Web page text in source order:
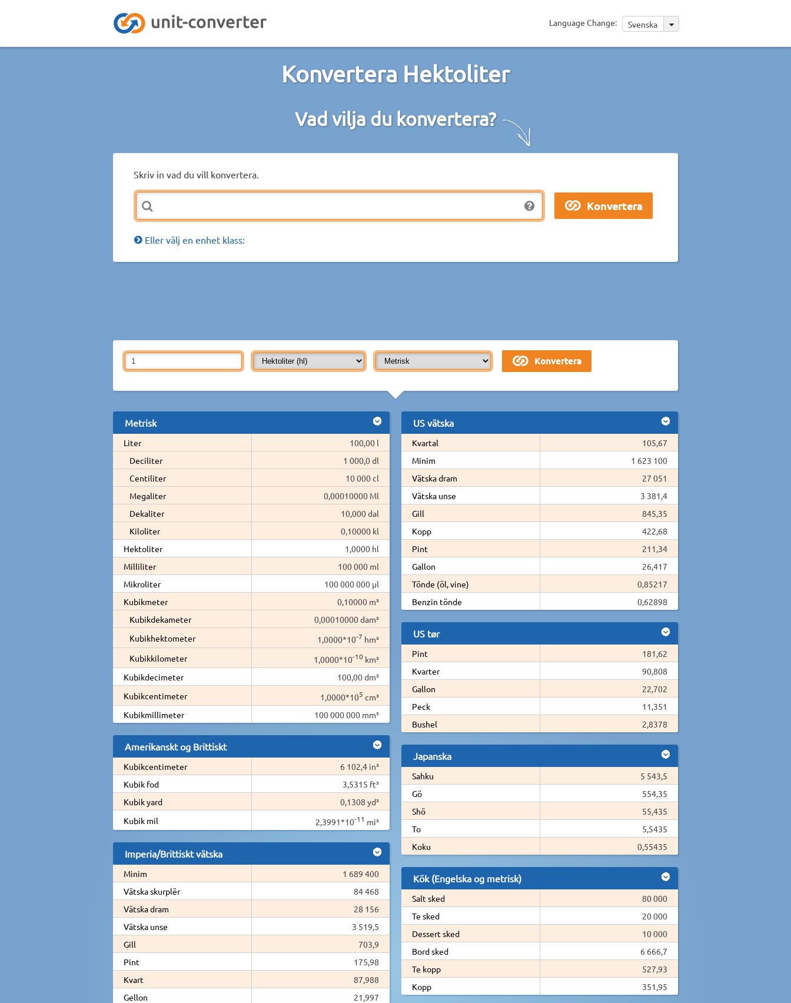
Language Change: Svenska
Konvertera Hektoliter
Vad vilja du konvertera?
Skriv in vad du vill konvertera.
Eller välj en enhet klass:
Metrisk
Liter
100,00 l
Deciliter
1 000,0 dl
Centiliter
10 000 cl
Megaliter
0,00010000 Ml
Dekaliter
10,000 dal
Kiloliter
0,10000 kl
Hektoliter
1,0000 hl
Milliliter
100 000 ml
Mikroliter
100 000 000 µl
Kubikmeter
0,10000 m³
Kubikdekameter
0,00010000 dam³
Kubikhektometer
1,0000*10-7 hm³
Kubikkilometer
1,0000*10-10 km³
Kubikdecimeter
100,00 dm³
Kubikcentimeter
1,0000*105 cm³
Kubikmillimeter
100 000 000 mm³
Amerikanskt og Brittiskt
Kubikcentimeter
6 102,4 in³
Kubik fod
3,5315 ft³
Kubik yard
0,1308 yd³
Kubik mil
2,3991*10-11 mi³
Imperia/Brittiskt vätska
Minim
1 689 400
Vätska skurplër
84 468
Vätska dram
28 156
Vätska unse
3 519,5
Gill
703,9
Pint
175,98
Kvart
87,988
Gellon
21,997
US vätska
Kvartal
105,67
Minim
1 623 100
Vätska dram
27 051
Vätska unse
3 381,4
Gill
845,35
Kopp
422,68
Pint
211,34
Gallon
26,417
Tönde (öl, vine)
0,85217
Benzin tönde
0,62898
US tør
Pint
181,62
Kvarter
90,808
Gallon
22,702
Peck
11,351
Bushel
2,8378
Japanska
Sahku
5 543,5
Gö
554,35
Shö
55,435
To
5,5435
Koku
0,55435
Kök (Engelska og metrisk)
Salt sked
80 000
Te sked
20 000
Dessert sked
10 000
Bord sked
6 666,7
Te kopp
527,93
Kopp
351,95